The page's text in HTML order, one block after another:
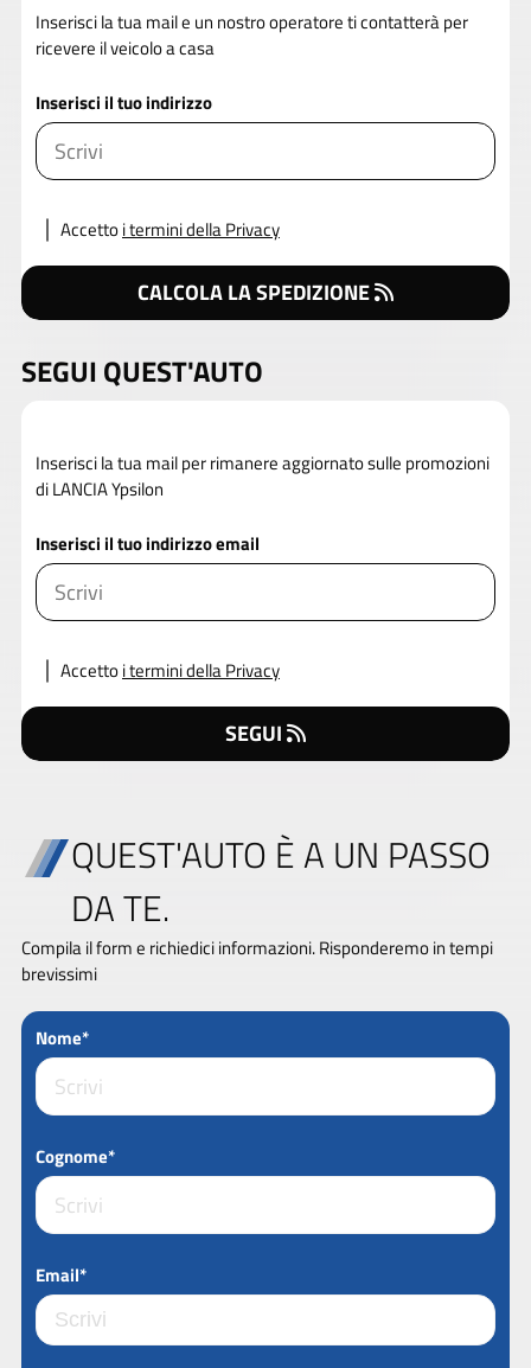
Inserisci la tua mail e un nostro operatore ti contatterà per
ricevere il veicolo a casa
Inserisci il tuo indirizzo
Accettoi termini della Privacy
CALCOLA LA SPEDIZIONE
SEGUI QUEST'AUTO
Inserisci la tua mail per rimanere aggiornato sulle promozioni
di LANCIA Ypsilon
Inserisci il tuo indirizzo email
Accettoi termini della Privacy
SEGUI
QUEST'AUTO È A UN PASSO
DA TE.
Compila il form e richiedici informazioni. Risponderemo in tempi
brevissimi
Nome*
Cognome*
Email*